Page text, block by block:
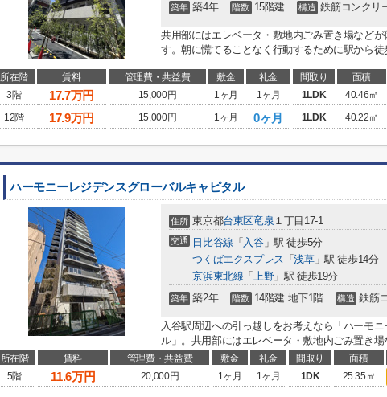
築年 築4年 階数 15階建 構造 鉄筋コンクリ
共用部にはエレベータ・敷地内ごみ置き場など
す。朝に慌てることなく行動するために駅から
所在階 賃料 管理費・共益費 敷金 礼金 間取り 面積
3階
17.7万円 15,000円 1ヶ月 1ヶ月 1LDK 40.46㎡
12階
17.9万円 15,000円 1ヶ月 0ヶ月 1LDK 40.22㎡
ハーモニーレジデンスグローバルキャピタル
住所 東京都台東区竜泉 １丁目17-1
交通 日比谷線 「 入谷」駅 徒歩5分
つくばエクスプレス 「浅草」駅 徒歩14分
京浜東北線 「 上野」駅 徒歩19分
築年 築2年 階数 14階建 地下1階 構造 鉄筋
入谷駅周辺への引っ越しをお考えなら「ハーモ
ル」。共用部にはエレベータ・敷地内ごみ置き
所在階 賃料 管理費・共益費 敷金 礼金 間取り 面積
5階
11.6万円 20,000円 1ヶ月 1ヶ月 1DK 25.35㎡